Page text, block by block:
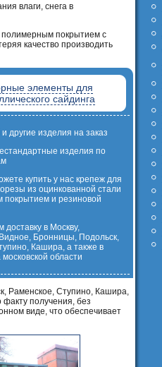
влаги, снега в
полимерным покрытием с
качество производить
элементы для
сайдинга
другие изделия на заказ
изделия по
купить у нас крепеж для
из оцинкованной стали
покрытием и резиновой
в Москву,
Бронницы, Подольск,
Кашира, а также в
московской области
Раменское, Ступино, Кашира,
факту получения, без
виде, что обеспечивает